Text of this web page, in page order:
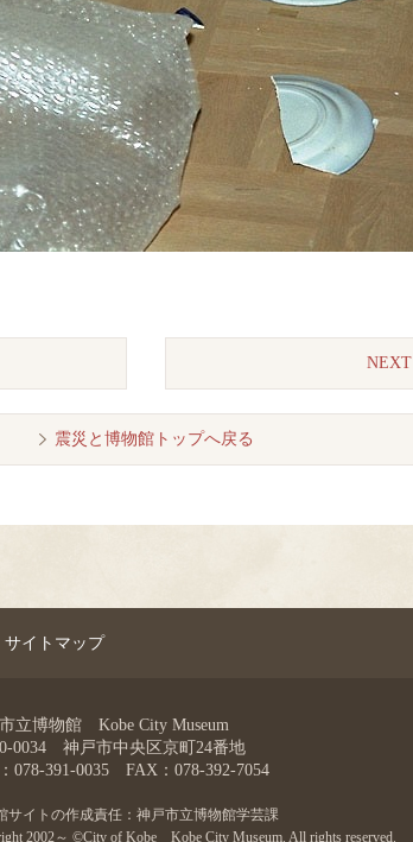
NEXT
震災と博物館トップへ戻る
サイトマップ
立博物館 Kobe City Museum
0034 神戸市中央区京町24番地
078-391-0035 FAX：078-392-7054
サイトの作成責任：神戸市立博物館学芸課
2002～ ©City of Kobe Kobe City Museum. All rights reserved.